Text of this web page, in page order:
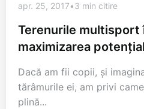
apr. 25, 2017•3 min citire
Terenurile multisport
maximizarea
Dacă am fii copii, şi
tărâmurile ei, am privi
plină...